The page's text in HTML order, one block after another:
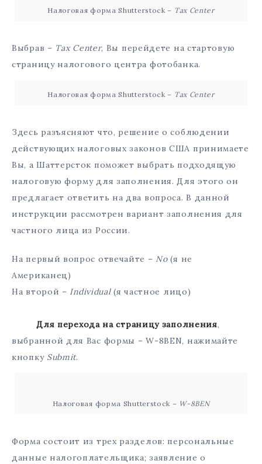
Налоговая форма Shutterstock – Tax Center
Выбрав – Tax Center, Вы перейдете на стартовую
страницу налогового центра фотобанка.
Налоговая форма Shutterstock – Tax Center
Здесь разъясняют что, решение о соблюдении
действующих налоговых законов США принимаете
Вы, а Шаттерсток поможет выбрать подходящую
налоговую форму для заполнения. Для этого он
предлагает ответить на два вопроса. В данной
инструкции рассмотрен вариант заполнения для
частного лица из России.
На первый вопрос отвечайте – No(я не
Американец)
На второй – Individual(я частное лицо)
Для перехода на страницу заполнения,
выбранной для Вас формы – W-8BEN, нажимайте
кнопку Submit.
Налоговая форма Shutterstock – W-8BEN
Форма состоит из трех разделов: персональные
данные налогоплательщика; заявление о